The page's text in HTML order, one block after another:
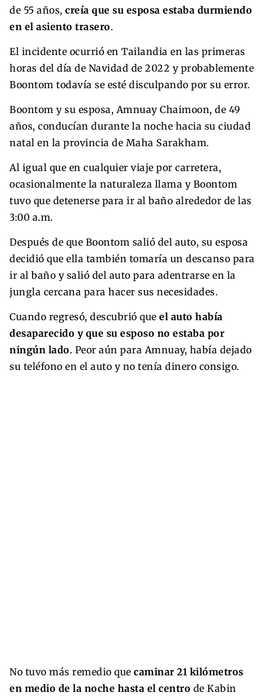
de 55 años, creía que su esposa estaba durmiendo
en el asiento trasero.
El incidente ocurrió en Tailandia en las primeras
horas del día de Navidad de 2022 y probablemente
Boontom todavía se esté disculpando por su error.
Boontom y su esposa, Amnuay Chaimoon, de 49
años, conducían durante la noche hacia su ciudad
natal en la provincia de Maha Sarakham.
Al igual que en cualquier viaje por carretera,
ocasionalmente la naturaleza llama y Boontom
tuvo que detenerse para ir al baño alrededor de las
3:00 a.m.
Después de que Boontom salió del auto, su esposa
decidió que ella también tomaría un descanso para
ir al baño y salió del auto para adentrarse en la
jungla cercana para hacer sus necesidades.
Cuando regresó, descubrió que el auto había
desaparecido y que su esposo no estaba por
ningún lado. Peor aún para Amnuay, había dejado
su teléfono en el auto y no tenía dinero consigo.
No tuvo más remedio que caminar 21 kilómetros
en medio de la noche hasta el centro de Kabin